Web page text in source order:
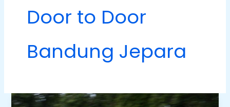
Door to Door
Bandung Jepara
Travel